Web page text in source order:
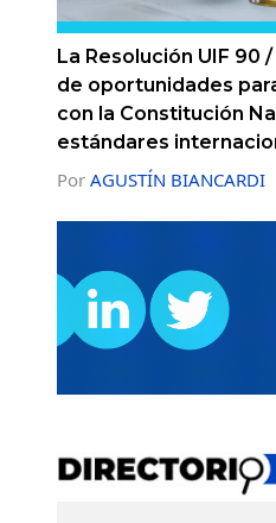
La Resolución UIF 90
de oportunidades
con la Constitución
estándares
Por AGUSTÍN BIANCARDI